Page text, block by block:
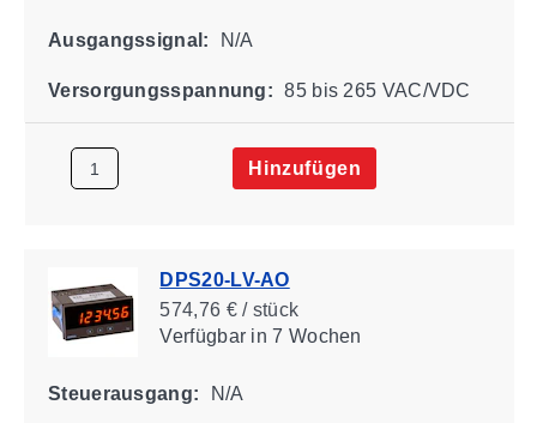
Ausgangssignal: N/A
Versorgungsspannung: 85 bis 265 VAC/VDC
Hinzufügen
DPS20-LV-AO
574,76 € / stück
Verfügbarin 7 Wochen
Steuerausgang: N/A